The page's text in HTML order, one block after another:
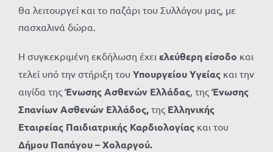
θα λειτουργεί και το παζάρι του Συλλόγου μας, με
πασχαλινά δώρα.
Η συγκεκριμένη εκδήλωση έχει ελεύθερη είσοδο και
τελεί υπό την στήριξη του Υπουργείου Υγείας και την
αιγίδα της Ένωσης Ασθενών Ελλάδας, της Ένωσης
Σπανίων Ασθενών Ελλάδος, της Ελληνικής
Εταιρείας Παιδιατρικής Καρδιολογίας και του
Δήμου Παπάγου – Χολαργού.